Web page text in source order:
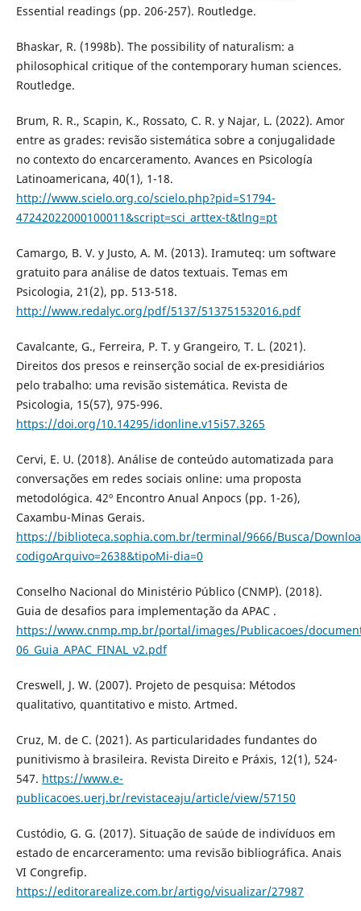
Essential readings (pp. 206-257). Routledge.
Bhaskar, R. (1998b). The possibility of naturalism: a
philosophical critique of the contemporary human sciences.
Routledge.
Brum, R. R., Scapin, K., Rossato, C. R. y Najar, L. (2022). Amor
entre as grades: revisão sistemática sobre a conjugalidade
no contexto do encarceramento. Avances en Psicología
Latinoamericana, 40(1), 1-18.
http://www.scielo.org.co/scielo.php?pid=S1794-
47242022000100011&script=sci_arttex-t&tlng=pt
Camargo, B. V. y Justo, A. M. (2013). Iramuteq: um software
gratuito para análise de datos textuais. Temas em
Psicologia, 21(2), pp. 513-518.
http://www.redalyc.org/pdf/5137/513751532016.pdf
Cavalcante, G., Ferreira, P. T. y Grangeiro, T. L. (2021).
Direitos dos presos e reinserção social de ex-presidiários
pelo trabalho: uma revisão sistemática. Revista de
Psicologia, 15(57), 975-996.
https://doi.org/10.14295/idonline.v15i57.3265
Cervi, E. U. (2018). Análise de conteúdo automatizada para
conversações em redes sociais online: uma proposta
metodológica. 42º Encontro Anual Anpocs (pp. 1-26),
Caxambu-Minas Gerais.
https://biblioteca.sophia.com.br/terminal/9666/Busca/
codigoArquivo=2638&tipoMi-dia=0
Conselho Nacional do Ministério Público (CNMP). (2018).
Guia de desafios para implementação da APAC .
https://www.cnmp.mp.br/portal/images/Publicacoes/
06_Guia_APAC_FINAL_v2.pdf
Creswell, J. W. (2007). Projeto de pesquisa: Métodos
qualitativo, quantitativo e misto. Artmed.
Cruz, M. de C. (2021). As particularidades fundantes do
punitivismo à brasileira. Revista Direito e Práxis, 12(1), 524-
547. https://www.e-
publicacoes.uerj.br/revistaceaju/article/view/57150
Custódio, G. G. (2017). Situação de saúde de indivíduos em
estado de encarceramento: uma revisão bibliográfica. Anais
VI Congrefip.
https://editorarealize.com.br/artigo/visualizar/27987